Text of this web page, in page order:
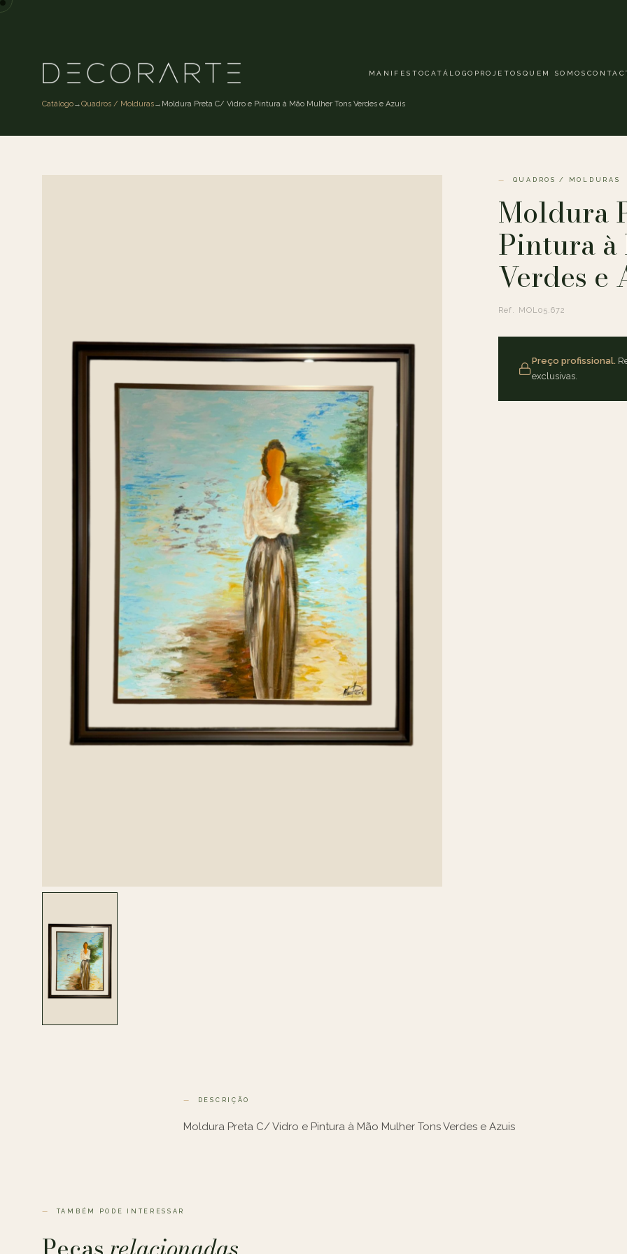
MANIFESTOCATÁLOGO PROJETOS QUEM SOMOS
Catálogo→Quadros / Molduras→ Moldura Preta C/ Vidro e Pintura à Mão Mulher Tons Verdes e Azuis
QUADROS / MOLDURAS
Moldura
Pintura à
Verdes e
Ref. MOL05.672
Preço profissional.
exclusivas.
DESCRIÇÃO
Moldura Preta C/ Vidro e Pintura à Mão Mulher Tons Verdes e Azuis
TAMBÉM PODE INTERESSAR